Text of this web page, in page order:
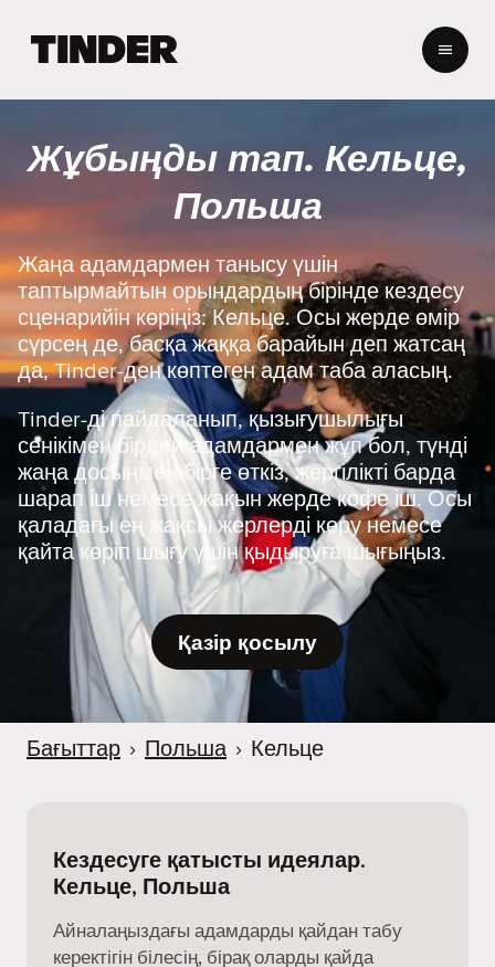
r
o
e
Жұбыңды тап. Кельце,
Польша
Жаңа адамдармен танысу үшін
таптырмайтын орындардың бірінде кездесу
сценарийін көріңіз: Кельце. Осы жерде өмір
сүрсең де, басқа жаққа барайын деп жатсаң
да, Tinder-ден көптеген адам таба аласың.
Tinder-ді пайдаланып, қызығушылығы
сенікімен бірдей адамдармен жұп бол, түнді
жаңа досыңмен бірге өткіз, жергілікті барда
шарап іш немесе жақын жерде кофе іш. Осы
қаладағы ең жақсы жерлерді көру немесе
қайта көріп шығу үшін қыдыруға шығыңыз.
Қазір қосылу
Бағыттар › Польша › Кельце
Кездесуге қатысты идеялар.
Кельце, Польша
Айналаңыздағы адамдарды қайдан табу
керектігін білесің, бірақ оларды қайда